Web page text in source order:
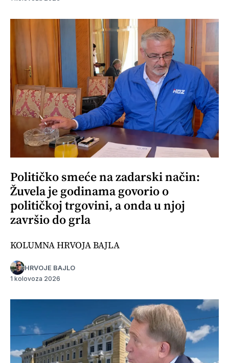
Političko smeće na zadarski način:
Žuvela je godinama govorio o
političkoj trgovini, a onda u njoj
završio do grla
KOLUMNA HRVOJA BAJLA
HRVOJE BAJLO
1 kolovoza 2026